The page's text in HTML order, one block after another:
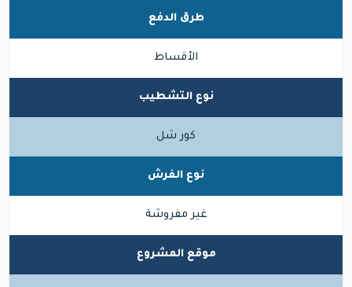
طرق الدفع
الأقساط
نوع التشطيب
كور شل
نوع الفرش
غير مفروشة
موقع المشروع